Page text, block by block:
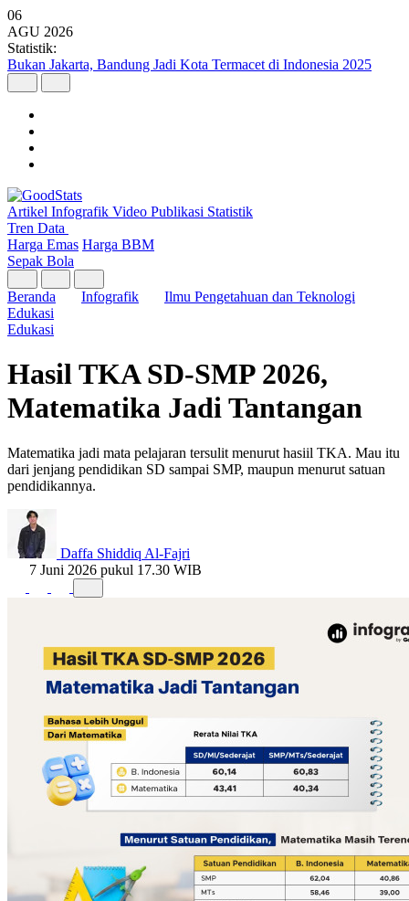
06
AGU 2026
Statistik:
Bukan Jakarta, Bandung Jadi Kota Termacet di Indonesia 2025
Artikel Infografik Video Publikasi Statistik
Tren Data
Harga Emas Harga BBM
Sepak Bola
Beranda Infografik
Ilmu Pengetahuan dan Teknologi
Edukasi
Edukasi
Hasil TKA SD-SMP 2026,
Matematika Jadi Tantangan
Matematika jadi mata pelajaran tersulit menurut hasiil TKA. Mau itu
dari jenjang pendidikan SD sampai SMP, maupun menurut satuan
pendidikannya.
Daffa Shiddiq Al-Fajri
7 Juni 2026 pukul 17.30 WIB